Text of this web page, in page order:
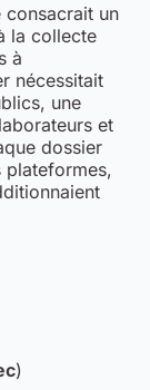
consacrait un
la collecte
à
nécessitait
une
et
dossier
plateformes,
)